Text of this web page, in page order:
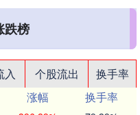
跌榜
入 个股流出
换手率
涨幅
换手率